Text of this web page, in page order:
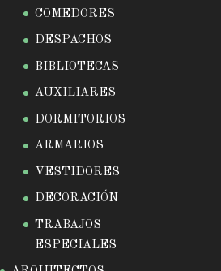
COMEDORES
DESPACHOS
BIBLIOTECAS
AUXILIARES
DORMITORIOS
ARMARIOS
VESTIDORES
DECORACIÓN
TRABAJOS
ESPECIALES